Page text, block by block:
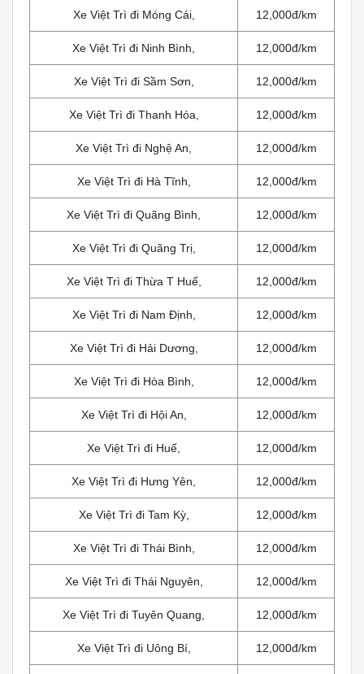
Xe Việt Trì đi Móng Cái, 12,000đ/km
Xe Việt Trì đi Ninh Bình, 12,000đ/km
Xe Việt Trì đi Sầm Sơn, 12,000đ/km
Xe Việt Trì đi Thanh Hóa, 12,000đ/km
Xe Việt Trì đi Nghệ An, 12,000đ/km
Xe Việt Trì đi Hà Tĩnh, 12,000đ/km
Xe Việt Trì đi Quãng Bình, 12,000đ/km
Xe Việt Trì đi Quãng Trị, 12,000đ/km
Xe Việt Trì đi Thừa T Huế, 12,000đ/km
Xe Việt Trì đi Nam Định, 12,000đ/km
Xe Việt Trì đi Hải Dương, 12,000đ/km
Xe Việt Trì đi Hòa Bình, 12,000đ/km
Xe Việt Trì đi Hội An, 12,000đ/km
Xe Việt Trì đi Huế, 12,000đ/km
Xe Việt Trì đi Hưng Yên, 12,000đ/km
Xe Việt Trì đi Tam Kỳ, 12,000đ/km
Xe Việt Trì đi Thái Bình, 12,000đ/km
Xe Việt Trì đi Thái Nguyên, 12,000đ/km
Xe Việt Trì đi Tuyên Quang, 12,000đ/km
Xe Việt Trì đi Uông Bí, 12,000đ/km